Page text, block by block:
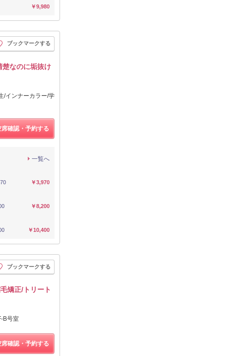
￥9,980
ブックマークする
なのに垢抜け
/インナーカラー/学
席確認・予約する
一覧へ
￥3,970
￥8,200
￥10,400
ブックマークする
矯正/トリート
B号室
席確認・予約する